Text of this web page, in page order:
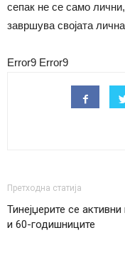
сепак не се само
завршува својата
Error9 Error9
Претходна статија
Тинејџерите се
и 60-годишниците